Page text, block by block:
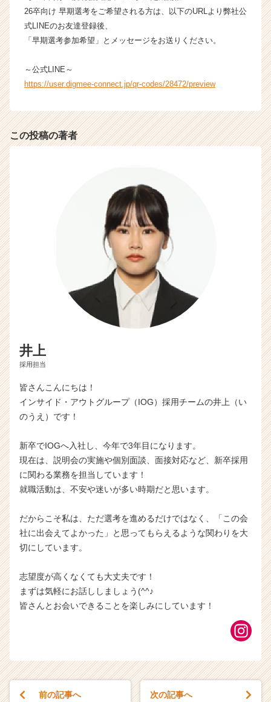
26卒向け 早期選考をご希望される方は、以下のURLより弊社公
式LINEのお友達登録後、
「早期選考参加希望」とメッセージをお送りください。
～公式LINE～
https://user.digmee-connect.jp/qr-codes/28472/preview
この投稿の著者
井上
採用担当
皆さんこんにちは！
インサイド・アウトグループ（IOG）採用チームの井上（い
のうえ）です！
新卒でIOGへ入社し、今年で3年目になります。
現在は、説明会の実施や個別面談、面接対応など、新卒採用
に関わる業務を担当しています！
就職活動は、不安や迷いが多い時期だと思います。
だからこそ私は、ただ選考を進めるだけではなく、「この会
社に出会えてよかった」と思ってもらえるような関わりを大
切にしています。
志望度が高くなくても大丈夫です！
まずは気軽にお話ししましょう(^^♪
皆さんとお会いできることを楽しみにしています！
前の記事へ 次の記事へ